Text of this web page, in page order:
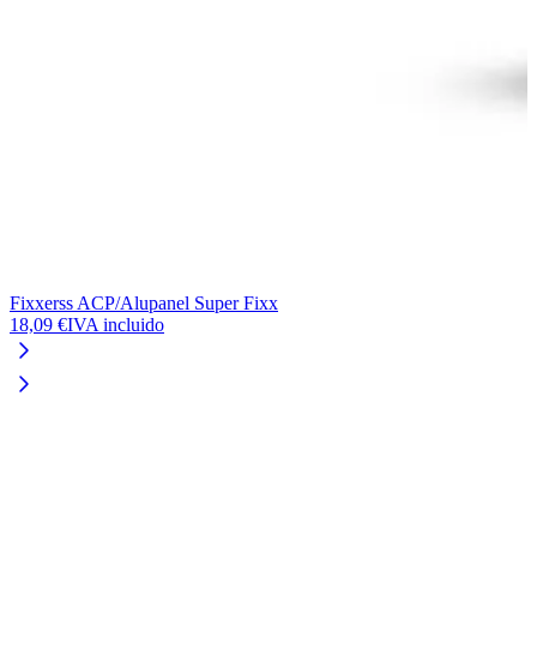
Fixxerss ACP/Alupanel Super Fixx
18,09 €IVA incluido